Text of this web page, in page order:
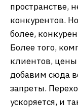
пространстве,
конкурентов.
более,
Более того,
клиентов,
добавим сюда
запреты.
ускоряется, и